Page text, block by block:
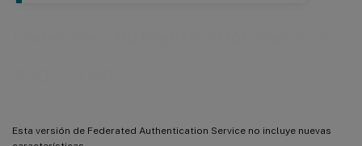
Esta versión de Federated Authentication Service no incluye nuevas